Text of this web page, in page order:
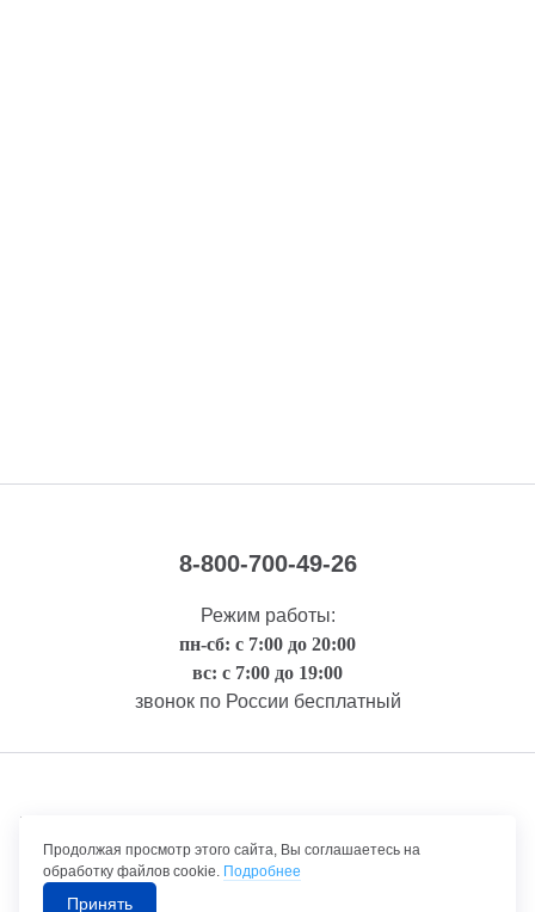
8-800-700-49-26
Режим работы:
пн-сб: с 7:00 до 20:00
вс: с 7:00 до 19:00
звонок по России бесплатный
Правовая информация
©1992-2026 ТрансТехСервис – продажа и обслуживание автомобилей.
Продолжая просмотр этого сайта, Вы соглашаетесь на
обработку файлов cookie. Подробнее
Принять